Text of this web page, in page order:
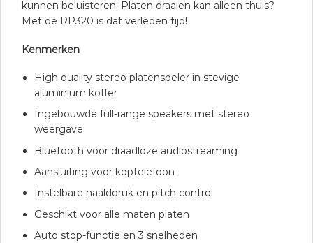
kunnen beluisteren. Platen draaien kan alleen thuis?
Met de RP320 is dat verleden tijd!
Kenmerken
High quality stereo platenspeler in stevige
aluminium koffer
Ingebouwde full-range speakers met stereo
weergave
Bluetooth voor draadloze audiostreaming
Aansluiting voor koptelefoon
Instelbare naalddruk en pitch control
Geschikt voor alle maten platen
Auto stop-functie en 3 snelheden